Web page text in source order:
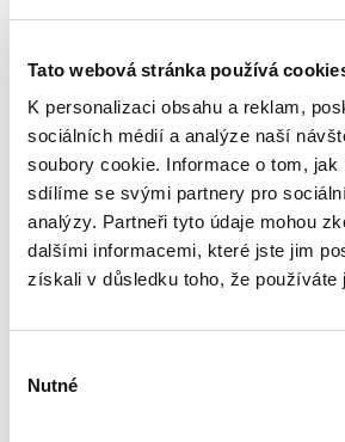
Tato webová stránka používá
K personalizaci obsahu a reklam,
sociálních médií a analýze naší
soubory cookie. Informace o tom, jak
sdílíme se svými partnery pro
analýzy. Partneři tyto údaje mohou
dalšími informacemi, které jste jim
získali v důsledku toho, že používáte
souhlasu
Nutné
Martin Maisner,Petr Doubrava,Jiří
390,00 Kč
Publikace přibližuje některé
aspekty sportovní činnosti
problematiku dopingu, pojištění
Zároveň se zaměřuje na...